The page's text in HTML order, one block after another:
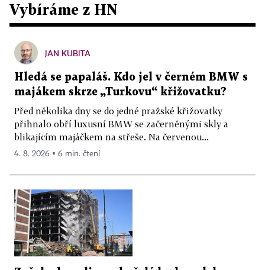
Vybíráme z HN
JAN KUBITA
Hledá se papaláš. Kdo jel v černém BMW s
majákem skrze „Turkovu“ křižovatku?
Před několika dny se do jedné pražské křižovatky
přihnalo obří luxusní BMW se začerněnými skly a
blikajícím majáčkem na střeše. Na červenou...
4. 8. 2026 ▪ 6 min. čtení